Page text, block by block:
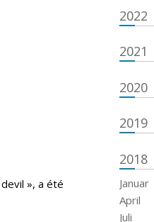
», a été
2022
2021
2020
2019
2018
Januar
April
Juli